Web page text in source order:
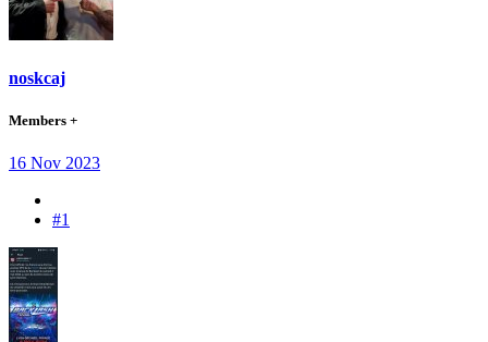
noskcaj
Members +
16 Nov 2023
#1